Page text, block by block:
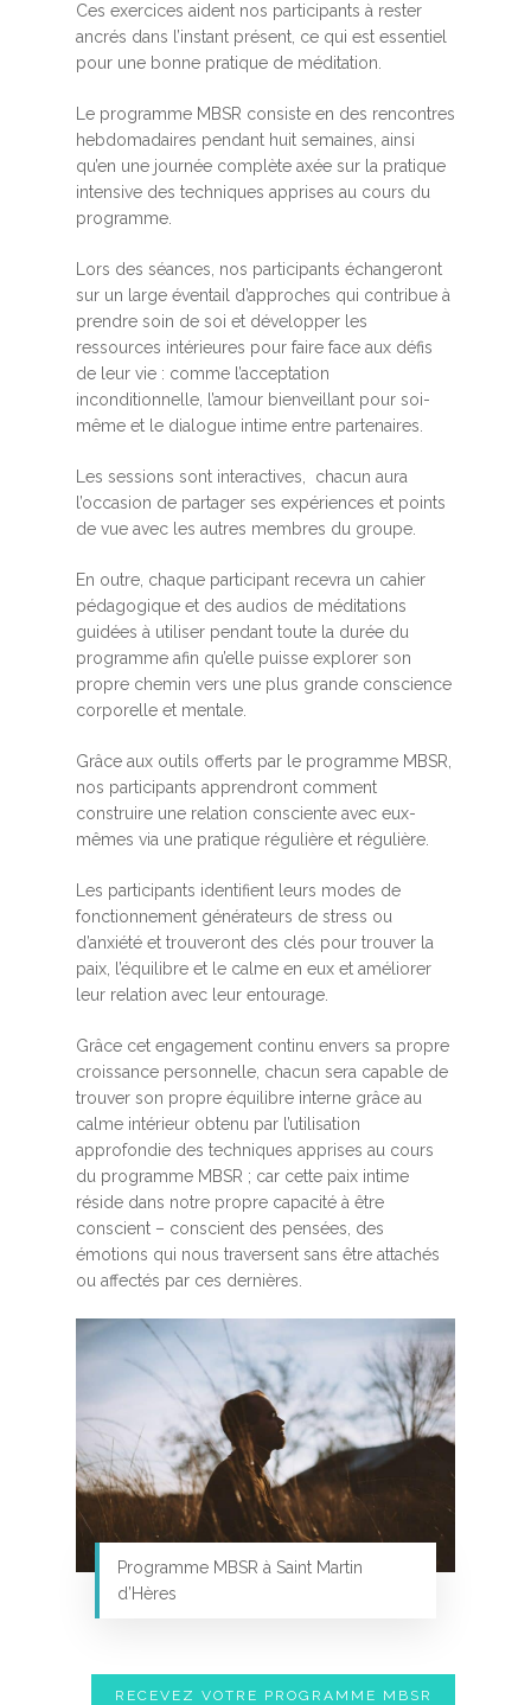
Ces exercices aident nos participants à rester
ancrés dans l’instant présent, ce qui est essentiel
pour une bonne pratique de méditation.
Le programme MBSR consiste en des rencontres
hebdomadaires pendant huit semaines, ainsi
qu’en une journée complète axée sur la pratique
intensive des techniques apprises au cours du
programme.
Lors des séances, nos participants échangeront
sur un large éventail d’approches qui contribue à
prendre soin de soi et développer les
ressources intérieures pour faire face aux défis
de leur vie : comme l’acceptation
inconditionnelle, l’amour bienveillant pour soi-
même et le dialogue intime entre partenaires.
Les sessions sont interactives, chacun aura
l’occasion de partager ses expériences et points
de vue avec les autres membres du groupe.
En outre, chaque participant recevra un cahier
pédagogique et des audios de méditations
guidées à utiliser pendant toute la durée du
programme afin qu’elle puisse explorer son
propre chemin vers une plus grande conscience
corporelle et mentale.
Grâce aux outils offerts par le programme MBSR,
nos participants apprendront comment
construire une relation consciente avec eux-
mêmes via une pratique régulière et régulière.
Les participants identifient leurs modes de
fonctionnement générateurs de stress ou
d’anxiété et trouveront des clés pour trouver la
paix, l’équilibre et le calme en eux et améliorer
leur relation avec leur entourage.
Grâce cet engagement continu envers sa propre
croissance personnelle, chacun sera capable de
trouver son propre équilibre interne grâce au
calme intérieur obtenu par l’utilisation
approfondie des techniques apprises au cours
du programme MBSR ; car cette paix intime
réside dans notre propre capacité à être
conscient – conscient des pensées, des
émotions qui nous traversent sans être attachés
ou affectés par ces dernières.
Programme MBSR à Saint Martin
d’Hères
RECEVEZ VOTRE PROGRAMME MBSR